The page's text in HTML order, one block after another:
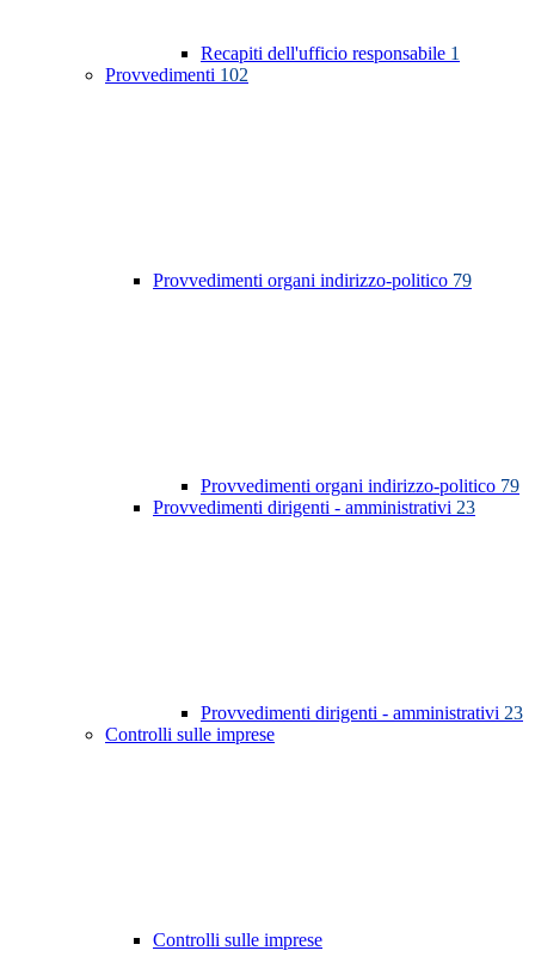
Recapiti dell'ufficio responsabile 1
Provvedimenti 102
Provvedimenti organi indirizzo-politico 79
Provvedimenti organi indirizzo-politico 79
Provvedimenti dirigenti - amministrativi 23
Provvedimenti dirigenti - amministrativi 23
Controlli sulle imprese
Controlli sulle imprese